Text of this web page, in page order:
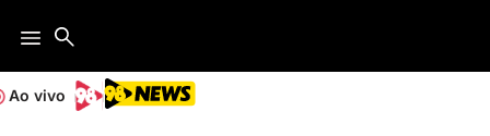
Ao vivo